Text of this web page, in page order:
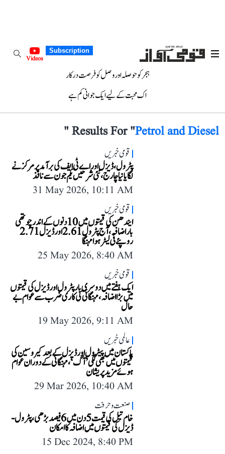
Subscription
Videos
ہجر کو حوصلہ اور وصل کو فرصت درکار
اک محبت کے لیے ایک جوانی کم ہے
Results For "Petrol and Diesel
"
قومی خبریں
پٹرول، ڈیزل اور اے ٹی ایف کی برآمد پر مرکز نے
لگایا نیا چارج، نئی شرحیں یکم جون سے نافذ
31 May 2026, 10:11 AM
قومی خبریں
ایندھن کی قیمتوں میں 10 دنوں کے اندر چوتھی
بار اضافہ، آج پٹرول 2.61 اور ڈیزل 2.71
روپئے فی لیٹر ہوا مہنگا
25 May 2026, 8:40 AM
قومی خبریں
ایک ہفتے میں دوسری بار پٹرول اور ڈیزل کی قیمتوں
میں بڑا اضافہ، مہنگائی کی کاری ضرب سے عوام بے
حال
19 May 2026, 9:11 AM
عالمی خبریں
پاکستان میں پیٹرول اور ڈیزل کے بعد کیروسین کی
قیمتوں میں بھی لگی ’آگ‘، مہنگائی کے دوران عوام
ہوئے مزید پریشان
29 Mar 2026, 10:40 AM
صنعت و حرفت
خام تیل کی قیمت 5 دن میں 6 فیصد بڑھی، پٹرول-
ڈیزل کی قیمتوں میں اضافہ کا امکان
15 Dec 2024, 8:40 PM